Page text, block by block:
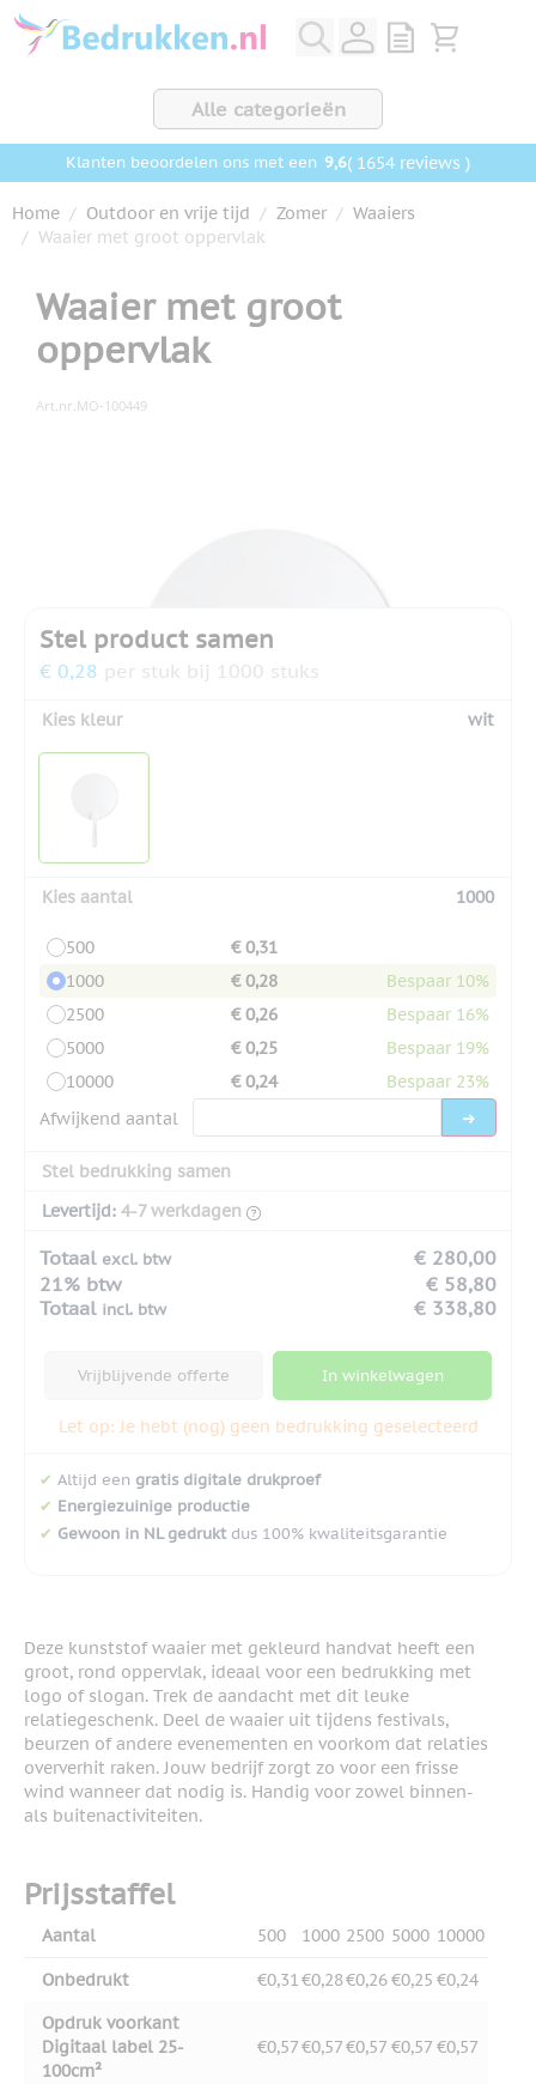
Ga naar de inhoud
View quote,
Bekijk
Alle categorieën
Klanten beoordelen ons met een 9,6( 1654 reviews )
Home / Outdoor en vrije tijd / Zomer / Waaiers
/ Waaier met groot oppervlak
Waaier met groot
oppervlak
Art.nr. MO-100449
Stel product samen
€ 0,28 per stuk bij 1000 stuks
Kies kleur wit
Kies aantal 1000
500
€ 0,31
1000
€ 0,28
Bespaar 10%
2500
€ 0,26
Bespaar 16%
5000
€ 0,25
Bespaar 19%
10000
€ 0,24
Bespaar 23%
Afwijkend aantal
Stel bedrukking samen
Levertijd: 4-7 werkdagen
Totaal excl. btw
€ 280,00
21% btw
€ 58,80
Totaal incl. btw € 338,80
Vrijblijvende offerte In winkelwagen
Let op: Je hebt (nog) geen bedrukking geselecteerd
✔ Altijd een gratis digitale drukproef
✔ Energiezuinige productie
✔ Gewoon in NL gedruktdus 100% kwaliteitsgarantie
Deze kunststof waaier met gekleurd handvat heeft een
groot, rond oppervlak, ideaal voor een bedrukking met
logo of slogan. Trek de aandacht met dit leuke
relatiegeschenk. Deel de waaier uit tijdens festivals,
beurzen of andere evenementen en voorkom dat relaties
oververhit raken. Jouw bedrijf zorgt zo voor een frisse
wind wanneer dat nodig is. Handig voor zowel binnen-
als buitenactiviteiten.
Prijsstaffel
Aantal 500 1000 2500 5000 10000
Onbedrukt €0,31€0,28€0,26€0,25 €0,24
Opdruk voorkant
Digitaal label 25-
100cm²
€0,57€0,57€0,57 €0,57 €0,57